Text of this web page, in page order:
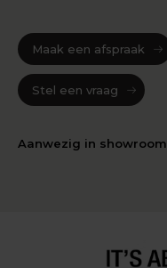
Maak een afspraak
Stel een vraag
Aanwezig in showroom